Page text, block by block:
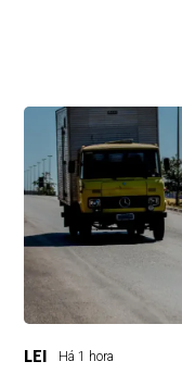
LEI Há 1 hora